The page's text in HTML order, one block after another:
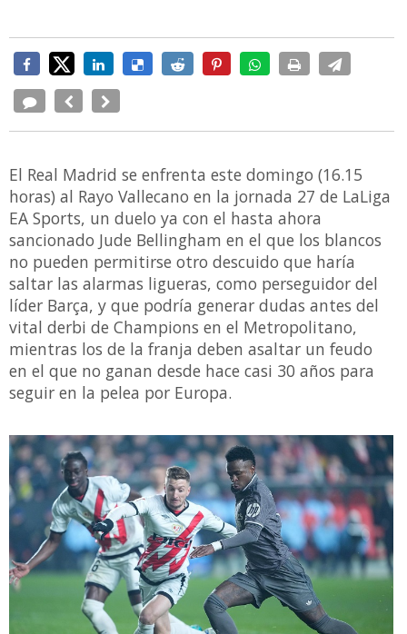
El Real Madrid se enfrenta este domingo (16.15
horas) al Rayo Vallecano en la jornada 27 de LaLiga
EA Sports, un duelo ya con el hasta ahora
sancionado Jude Bellingham en el que los blancos
no pueden permitirse otro descuido que haría
saltar las alarmas ligueras, como perseguidor del
líder Barça, y que podría generar dudas antes del
vital derbi de Champions en el Metropolitano,
mientras los de la franja deben asaltar un feudo
en el que no ganan desde hace casi 30 años para
seguir en la pelea por Europa.